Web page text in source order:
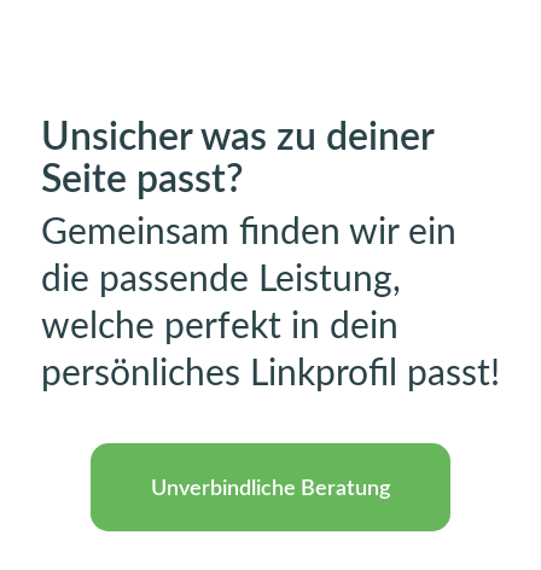
Unsicher was zu deiner
Seite passt?
Gemeinsam finden wir ein
die passende Leistung,
welche perfekt in dein
persönliches Linkprofil passt!
Unverbindliche Beratung